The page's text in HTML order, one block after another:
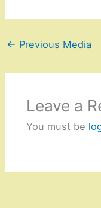
← Previous Media
Leave a
You must be